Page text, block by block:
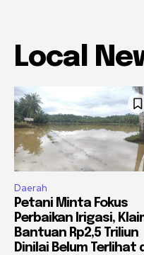
Local
Daerah
Petani Minta Fokus
Perbaikan Irigasi,
Bantuan Rp2,5 Triliun
Dinilai Belum Terlihat